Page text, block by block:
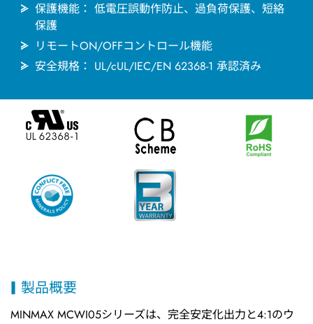
保護機能： 低電圧誤動作防止、過負荷保護、短絡
保護
リモートON/OFFコントロール機能
安全規格： UL/cUL/IEC/EN 62368-1 承認済み
製品概要
MINMAX MCWI05シリーズは、完全安定化出力と4:1のウ